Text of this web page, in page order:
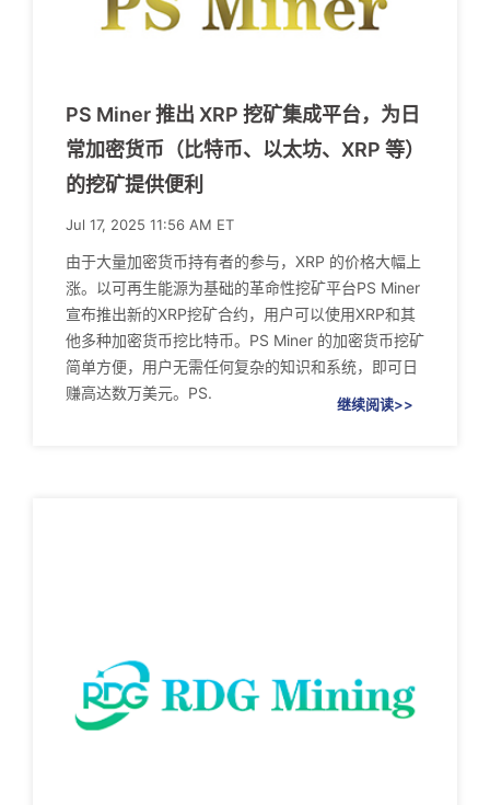
PS Miner 推出 XRP 挖矿集成平台，为日
常加密货币（比特币、以太坊、XRP 等）
的挖矿提供便利
Jul 17, 2025 11:56 AM ET
由于大量加密货币持有者的参与，XRP 的价格大幅上
涨。以可再生能源为基础的革命性挖矿平台PS Miner
宣布推出新的XRP挖矿合约，用户可以使用XRP和其
他多种加密货币挖比特币。PS Miner 的加密货币挖矿
简单方便，用户无需任何复杂的知识和系统，即可日
赚高达数万美元。PS.
继续阅读>>